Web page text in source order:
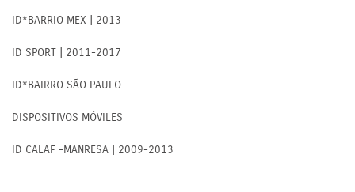
ID*BARRIO MEX | 2013
ID SPORT | 2011-2017
ID*BAIRRO SÃO PAULO
DISPOSITIVOS MÓVILES
ID CALAF -MANRESA | 2009-2013